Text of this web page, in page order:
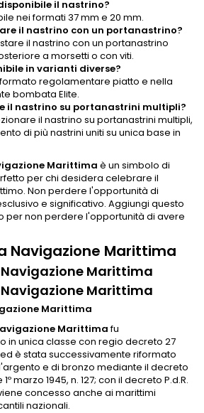
il nastrino?
nei formati 37 mm e 20 mm.
il nastrino con un portanastrino?
il nastrino con un portanastrino
a morsetti o con viti.
in varianti diverse?
regolamentare piatto e nella
bombata Elite.
il nastrino su portanastrini multipli?
il nastrino su portanastrini multipli,
di più nastrini uniti su unica base in
Marittima è un simbolo di
per chi desidera celebrare il
Non perdere l'opportunità di
e significativo. Aggiungi questo
per non perdere l'opportunità di avere
Navigazione Marittima
Marittima
Marittima
Marittima
Marittimafu
in unica classe con regio decreto 27
è stata successivamente riformato
e di bronzo mediante il decreto
marzo 1945, n. 127; con il decreto P.d.R.
concesso anche ai marittimi
nazionali.